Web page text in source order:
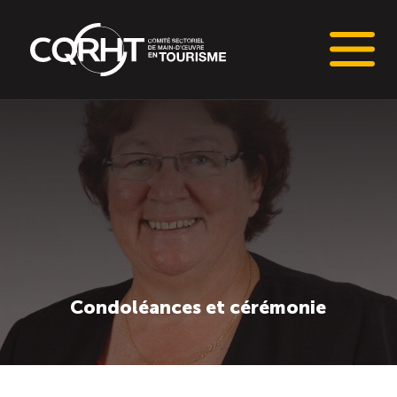
Connaissances stratégiques
Informations sur le marché du travail (IMT)
Tableaux de bord de l’industrie touristique
Main-d’oeuvre en tourisme
Le pôle IMT
Condoléances et cérémonie